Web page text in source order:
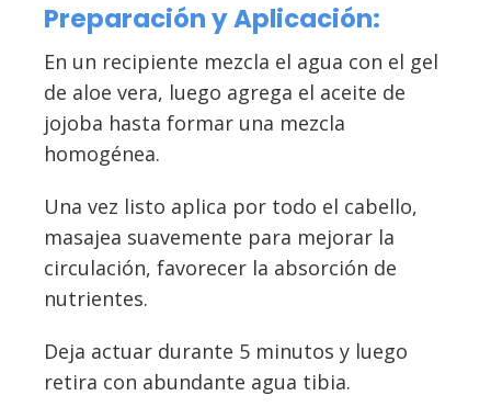
Preparación y Aplicación:
En un recipiente mezcla el agua con el gel
de aloe vera, luego agrega el aceite de
jojoba hasta formar una mezcla
homogénea.
Una vez listo aplica por todo el cabello,
masajea suavemente para mejorar la
circulación, favorecer la absorción de
nutrientes.
Deja actuar durante 5 minutos y luego
retira con abundante agua tibia.